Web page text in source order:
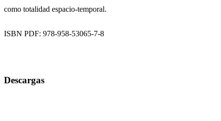
como totalidad espacio-temporal.
ISBN PDF: 978-958-53065-7-8
Descargas